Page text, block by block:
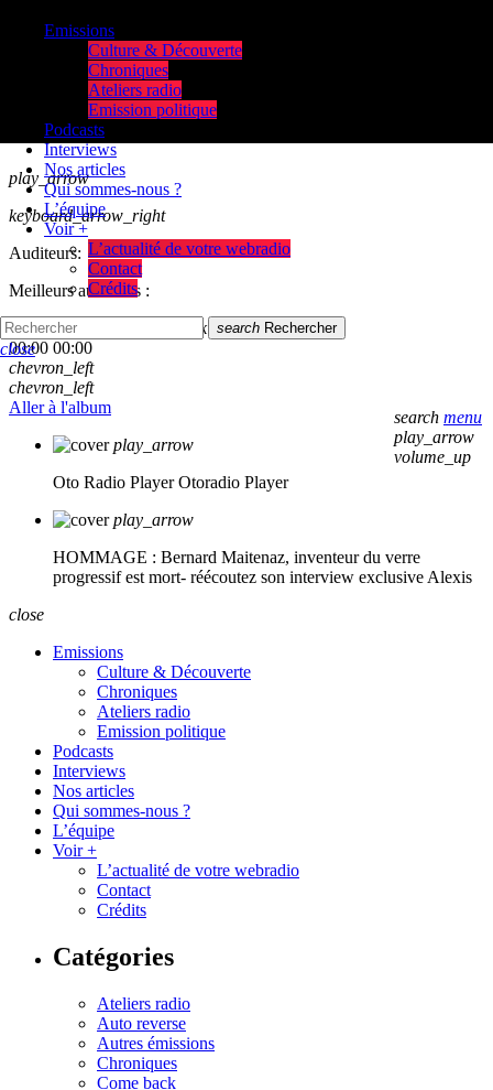
play_arrow
keyboard_arrow_right
Auditeurs:
Meilleurs auditeurs :
skip_previous
skip_next
00:00 00:00
chevron_left
chevron_left
Aller à l'album
play_arrow
Oto Radio Player Otoradio Player
play_arrow
HOMMAGE : Bernard Maitenaz, inventeur du verre
progressif est mort- réécoutez son interview exclusive Alexis
Emissions
Culture & Découverte
Chroniques
Ateliers radio
Emission politique
Podcasts
Interviews
Nos articles
Qui sommes-nous ?
L’équipe
Voir +
L’actualité de votre webradio
Contact
Crédits
search menu
play_arrow
volume_up
search Rechercher
close
close
Emissions
Culture & Découverte
Chroniques
Ateliers radio
Emission politique
Podcasts
Interviews
Nos articles
Qui sommes-nous ?
L’équipe
Voir +
L’actualité de votre webradio
Contact
Crédits
Catégories
Ateliers radio
Auto reverse
Autres émissions
Chroniques
Come back